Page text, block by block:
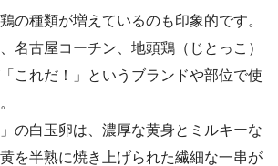
の種類が増えているのも印象的です。
名古屋コーチン、地頭鶏（じとっこ）
これだ！」というブランドや部位で使
」の白玉卵は、濃厚な黄身とミルキーな
を半熟に焼き上げられた繊細な一串が